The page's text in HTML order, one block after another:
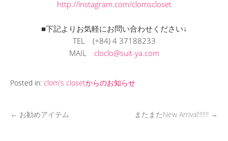
http://instagram.com/clomscloset
■下記よりお気軽にお問い合わせください↓
TEL (+84) 4 37188233
MAIL cloclo@suit-ya.com
Posted in: clom's closetからのお知らせ
← お勧めアイテム またまたNew Arrival!!!!!!! →